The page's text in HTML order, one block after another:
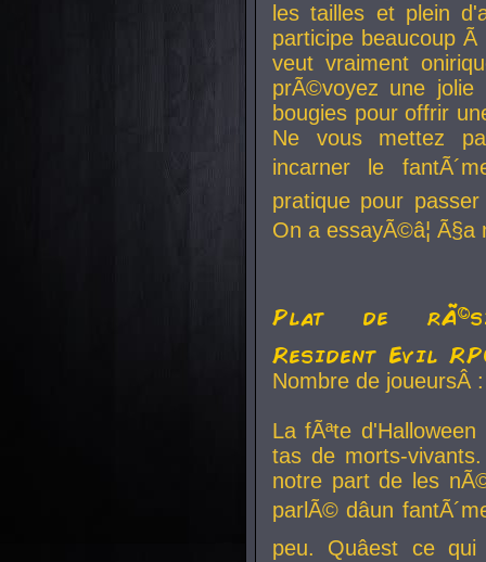
les tailles et plein
participe beaucoup
veut vraiment
prÃ©voyez une
bougies pour offrir
Ne vous mettez
incarner le
pratique pour
On a essayÃ©â¦
Plat de
Resident Evil
Nombre de
La fÃªte
tas de morts-
notre part de les
parlÃ© dâun
peu. Quâest ce